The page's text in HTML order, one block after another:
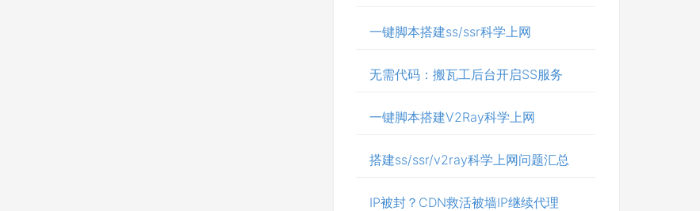
一键脚本搭建ss/ssr科学上网
无需代码：搬瓦工后台开启SS服务
一键脚本搭建V2Ray科学上网
搭建ss/ssr/v2ray科学上网问题汇总
IP被封？CDN救活被墙IP继续代理